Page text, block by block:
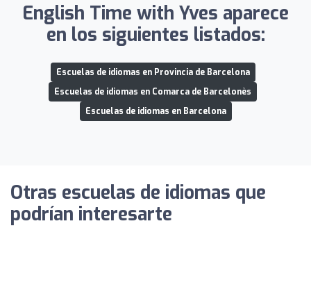
English Time with Yves aparece
en los siguientes listados:
Escuelas de idiomas en Provincia de Barcelona
Escuelas de idiomas en Comarca de Barcelonès
Escuelas de idiomas en Barcelona
Otras escuelas de idiomas que
podrían interesarte